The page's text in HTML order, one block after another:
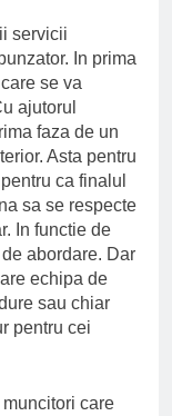
servicii
In prima
se va
ajutorul
faza de un
Asta pentru
ca finalul
sa se respecte
In functie de
abordare. Dar
echipa de
sau chiar
pentru cei
care